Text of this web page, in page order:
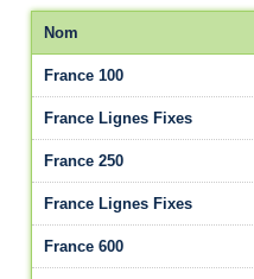
Nom
France 100
France Lignes Fixes
France 250
France Lignes Fixes
France 600